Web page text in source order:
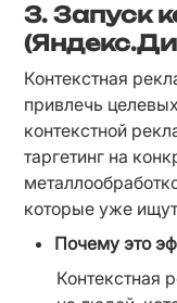
3. Запуск
Контекстная
привлечь
контекстной
таргетинг на
которые уже
Почему это
Контекстная